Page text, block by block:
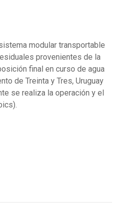
modular transportable
provenientes de la
final en curso de agua
de Treinta y Tres, Uruguay
se realiza la operación y el